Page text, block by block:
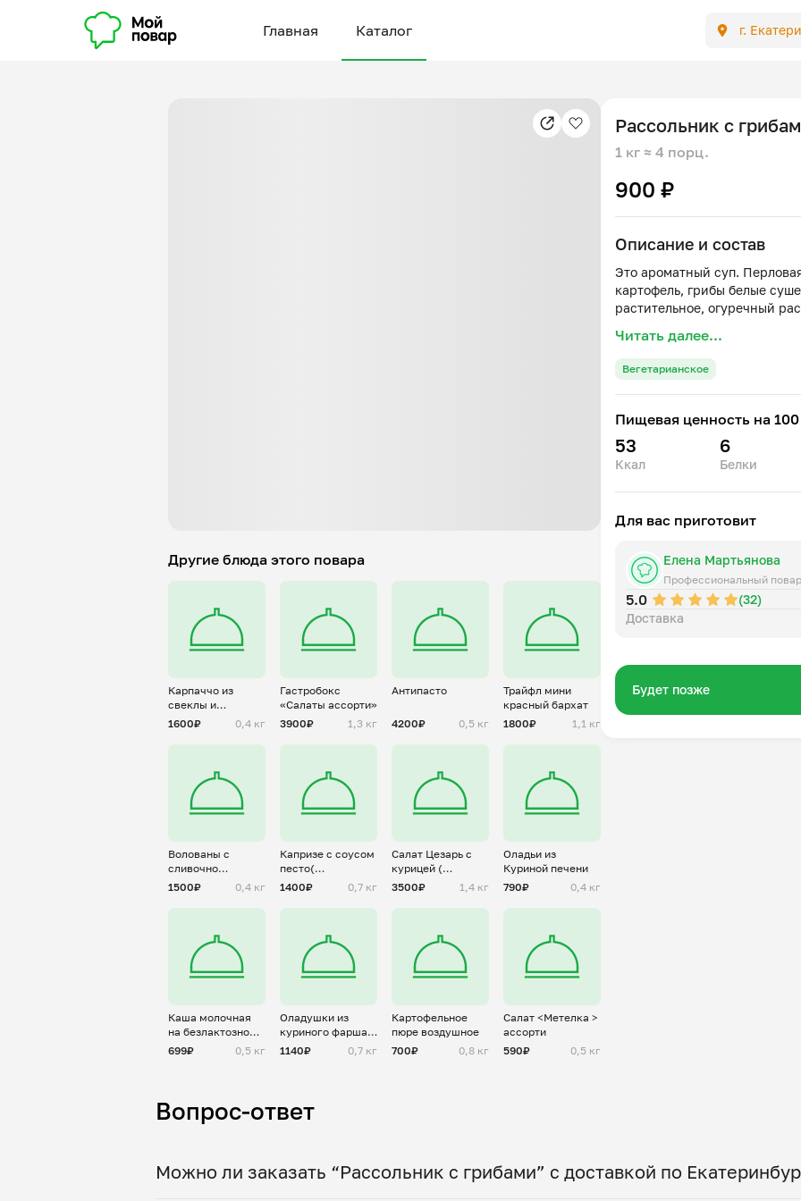
Главная Каталог г.
Другие блюда этого повара
Карпаччо из
свеклы и
копченой
1600₽ 0,4 кг
Гастробокс
«Салаты ассорти»
3900₽
1,3 кг
Антипасто
4200₽ 0,5 кг
Трайфл мини
красный бархат
1800₽
1,1 кг
Волованы с
сливочно
чесночным
грибным соусом
1500₽ 0,4 кг
Капризе с соусом
песто(
фисташковый)
1400₽ 0,7 кг
Салат Цезарь с
курицей (
порционно)
3500₽ 1,4 кг
Оладьи из
Куриной печени
790₽
0,4 кг
Каша молочная
на безлактозном
молоке
699₽ 0,5 кг
Оладушки из
куриного фарша и
цветной капусты
1140₽ 0,7 кг
Картофельное
пюре воздушное
700₽
0,8 кг
Салат <Метелка >
ассорти
590₽
0,5 кг
Рассольник с
1 кг ≈ 4 порц.
900 ₽
Описание и состав
Это ароматный суп.
картофель, грибы белые
Читать далее...
Вегетарианское
Пищевая ценность на 100
53
Ккал
6
Белки
Для вас приготовит
Елена Мартьянова
Профессиональный повар
5.0
(32)
Доставка
Будет позже
Вопрос-ответ
Можно ли заказать “Рассольник с грибами” с доставкой по